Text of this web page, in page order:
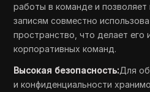
работы в команде и позволяет
записям совместно
пространство, что делает его
корпоративных команд.
Высокая безопасность:Для
и конфиденциальности